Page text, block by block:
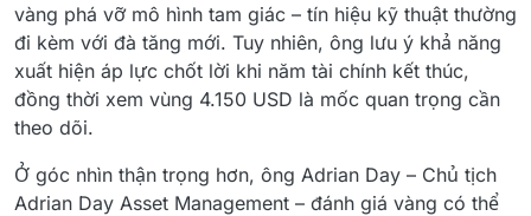
vàng phá vỡ mô hình tam giác – tín hiệu kỹ thuật thường
đi kèm với đà tăng mới. Tuy nhiên, ông lưu ý khả năng
xuất hiện áp lực chốt lời khi năm tài chính kết thúc,
đồng thời xem vùng 4.150 USD là mốc quan trọng cần
theo dõi.
Ở góc nhìn thận trọng hơn, ông Adrian Day – Chủ tịch
Adrian Day Asset Management – đánh giá vàng có thể